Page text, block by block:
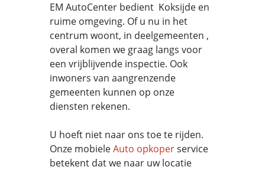
EM AutoCenter bedient Koksijde en
ruime omgeving. Of u nu in het
centrum woont, in deelgemeenten ,
overal komen we graag langs voor
een vrijblijvende inspectie. Ook
inwoners van aangrenzende
gemeenten kunnen op onze
diensten rekenen.
U hoeft niet naar ons toe te rijden.
Onze mobieleAuto opkoperservice
betekent dat we naar uw locatie